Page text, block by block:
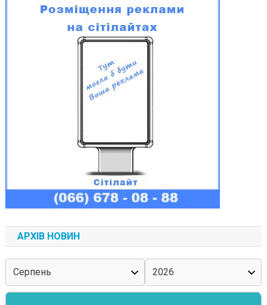
АРХІВ НОВИН